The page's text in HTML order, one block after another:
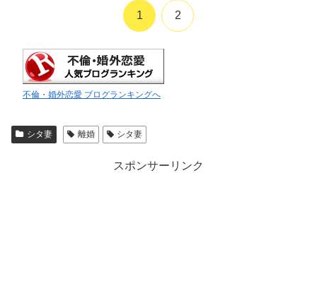
1 2
不倫・婚外恋愛 ブログランキングへ
シタ妻 離婚 シタ妻
スポンサーリンク